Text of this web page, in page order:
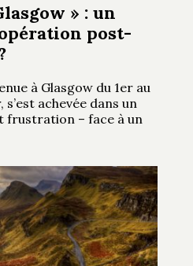
» : un
post-
à Glasgow du 1er au
achevée dans un
frustration – face à un